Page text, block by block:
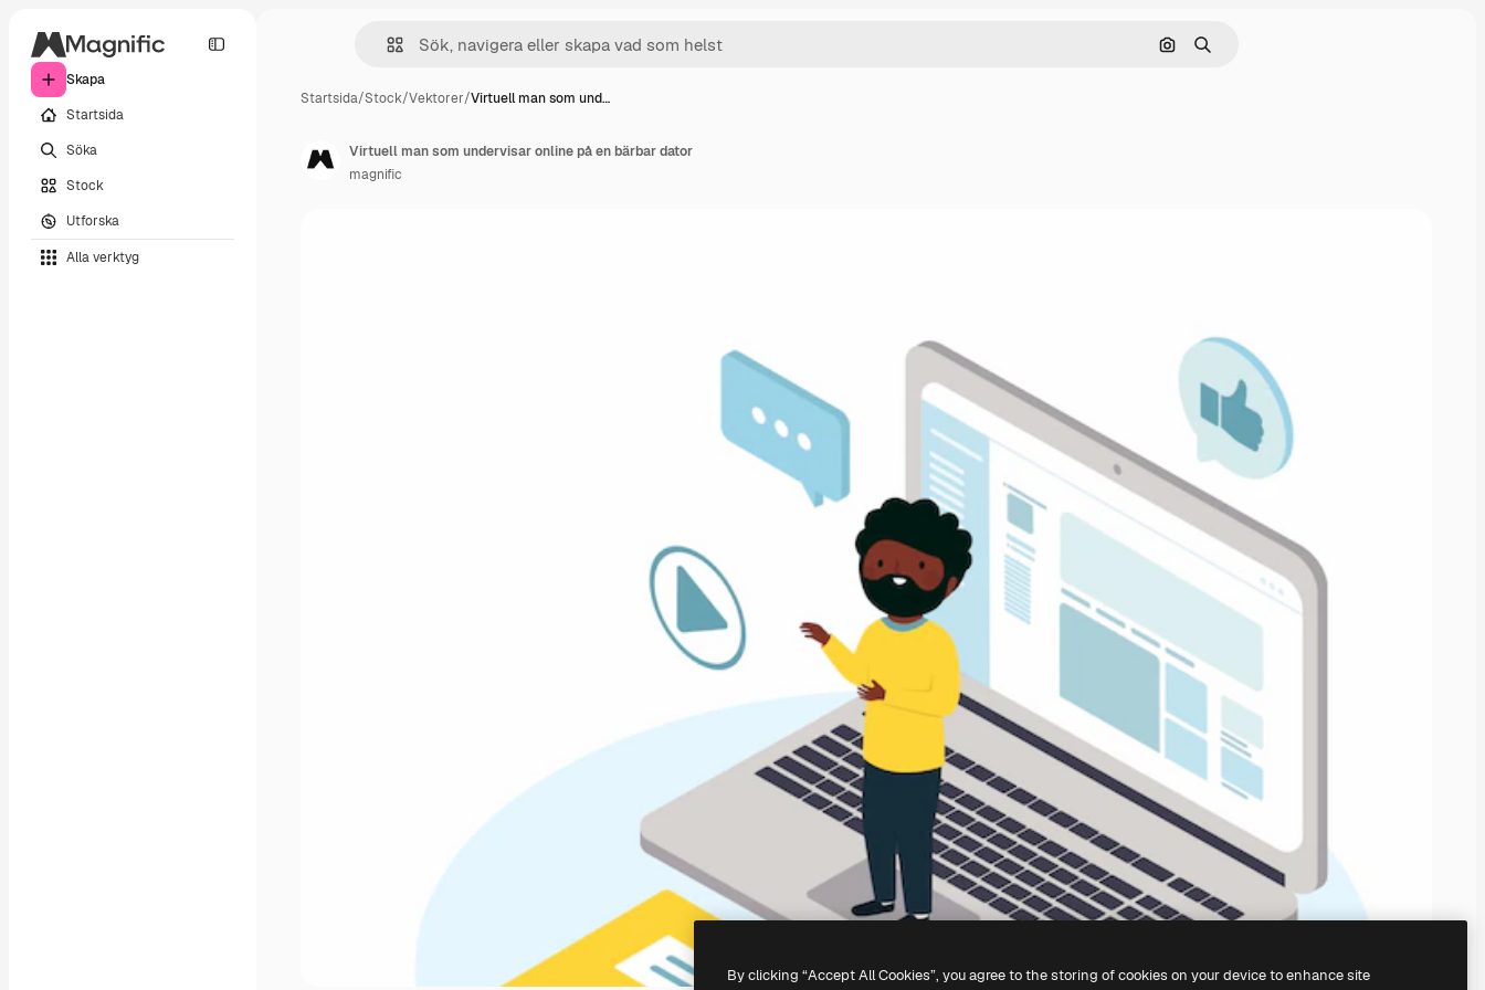
Skapa
Startsida
Söka
Stock
Utforska
Alla verktyg
Sök efter bild
Söka
Startsida/Stock/Vektorer/Virtuell man som und…
Virtuell man som undervisar online på en bärbar dator
magnific
By clicking “Accept All Cookies”, you agree to the storing of cookies on your device to enhance site